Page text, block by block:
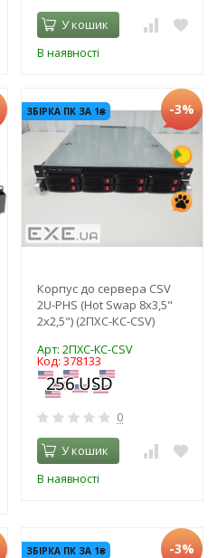
У кошик
В наявності
ЗБІРКА ПК ЗА 1₴ -3%
Корпус до сервера CSV
2U-PHS (Hot Swap 8х3,5"
2х2,5") (2ПХС-КС-CSV)
Арт: 2ПХС-КС-CSV
Код: 378133
0
У кошик
В наявності
ЗБІРКА ПК ЗА 1₴ -3%